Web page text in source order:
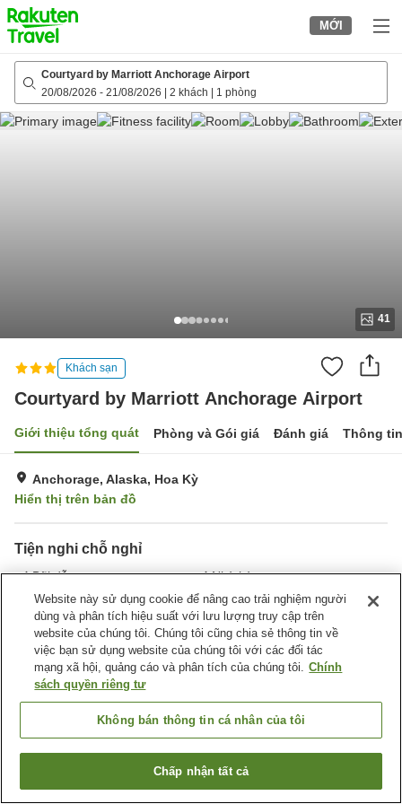
to
top
page
MỚI
Courtyard by Marriott Anchorage Airport
20/08/2026 - 21/08/2026 2 khách 1 phòng
41
Khách sạn
Courtyard by Marriott Anchorage Airport
Giới thiệu tổng quát Phòng và Gói giá Đánh giá Thông
Anchorage, Alaska, Hoa Kỳ
Hiển thị trên bản đồ
Tiện nghi chỗ nghỉ
Bãi đỗ xe
Nhà hàng
Hoàn toàn không hút thuốc
Giặt ủi
Trang chủ Hoa Kỳ Alaska
Anchorage
Courtyard by Marriott Anchorage Airport
Tìm phòng trống
Website này sử dụng cookie để nâng cao trải nghiệm người
dùng và phân tích hiệu suất với lưu lượng truy cập trên
website của chúng tôi. Chúng tôi cũng chia sẻ thông tin về
việc bạn sử dụng website của chúng tôi với các đối tác
mạng xã hội, quảng cáo và phân tích của chúng tôi. Chính
sách quyền riêng tư
Không bán thông tin cá nhân của tôi
Chấp nhận tất cả